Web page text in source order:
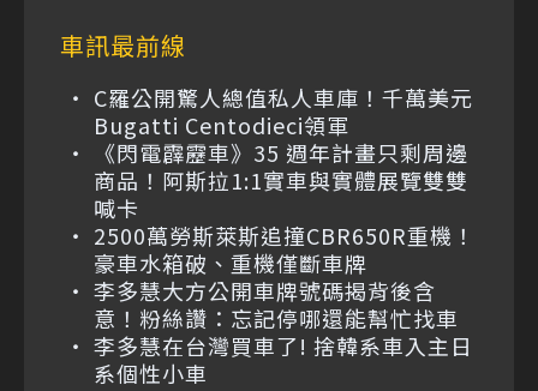
車訊最前線
C羅公開驚人總值私人車庫！千萬美元
Bugatti Centodieci領軍
《閃電霹靂車》35 週年計畫只剩周邊
商品！阿斯拉1:1實車與實體展覽雙雙
喊卡
2500萬勞斯萊斯追撞CBR650R重機！
豪車水箱破、重機僅斷車牌
李多慧大方公開車牌號碼揭背後含
意！粉絲讚：忘記停哪還能幫忙找車
李多慧在台灣買車了! 捨韓系車入主日
系個性小車